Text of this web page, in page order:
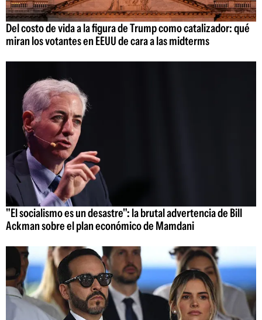
Del costo de vida a la figura de Trump como catalizador: qué
miran los votantes en EEUU de cara a las midterms
"El socialismo es un desastre": la brutal advertencia de Bill
Ackman sobre el plan económico de Mamdani